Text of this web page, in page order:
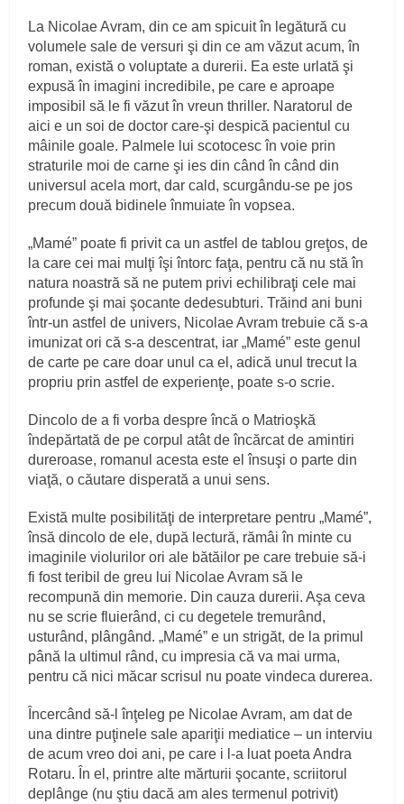
La Nicolae Avram, din ce am spicuit în legătură cu
volumele sale de versuri şi din ce am văzut acum, în
roman, există o voluptate a durerii. Ea este urlată şi
expusă în imagini incredibile, pe care e aproape
imposibil să le fi văzut în vreun thriller. Naratorul de
aici e un soi de doctor care-şi despică pacientul cu
mâinile goale. Palmele lui scotocesc în voie prin
straturile moi de carne şi ies din când în când din
universul acela mort, dar cald, scurgându-se pe jos
precum două bidinele înmuiate în vopsea.
„Mamé” poate fi privit ca un astfel de tablou greţos, de
la care cei mai mulţi îşi întorc faţa, pentru că nu stă în
natura noastră să ne putem privi echilibraţi cele mai
profunde şi mai şocante dedesubturi. Trăind ani buni
într-un astfel de univers, Nicolae Avram trebuie că s-a
imunizat ori că s-a descentrat, iar „Mamé” este genul
de carte pe care doar unul ca el, adică unul trecut la
propriu prin astfel de experienţe, poate s-o scrie.
Dincolo de a fi vorba despre încă o Matrioşkă
îndepărtată de pe corpul atât de încărcat de amintiri
dureroase, romanul acesta este el însuşi o parte din
viaţă, o căutare disperată a unui sens.
Există multe posibilităţi de interpretare pentru „Mamé”,
însă dincolo de ele, după lectură, rămâi în minte cu
imaginile violurilor ori ale bătăilor pe care trebuie să-i
fi fost teribil de greu lui Nicolae Avram să le
recompună din memorie. Din cauza durerii. Aşa ceva
nu se scrie fluierând, ci cu degetele tremurând,
usturând, plângând. „Mamé” e un strigăt, de la primul
până la ultimul rând, cu impresia că va mai urma,
pentru că nici măcar scrisul nu poate vindeca durerea.
Încercând să-l înţeleg pe Nicolae Avram, am dat de
una dintre puţinele sale apariţii mediatice – un interviu
de acum vreo doi ani, pe care i l-a luat poeta Andra
Rotaru. În el, printre alte mărturii şocante, scriitorul
deplânge (nu ştiu dacă am ales termenul potrivit)